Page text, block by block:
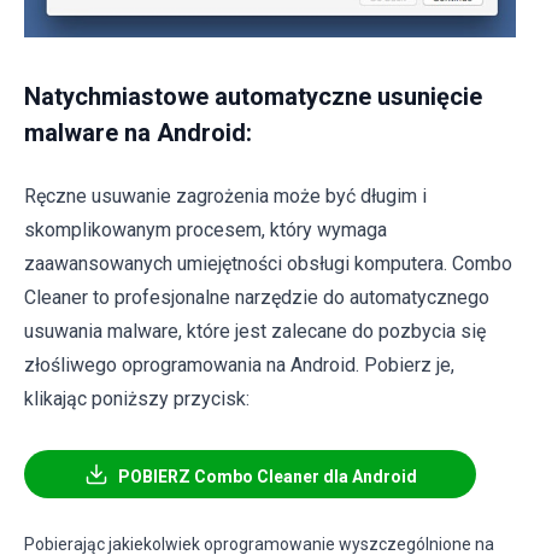
Natychmiastowe automatyczne usunięcie
malware na Android:
Ręczne usuwanie zagrożenia może być długim i
skomplikowanym procesem, który wymaga
zaawansowanych umiejętności obsługi komputera. Combo
Cleaner to profesjonalne narzędzie do automatycznego
usuwania malware, które jest zalecane do pozbycia się
złośliwego oprogramowania na Android. Pobierz je,
klikając poniższy przycisk:
POBIERZ Combo Cleaner dla Android
Pobierając jakiekolwiek oprogramowanie wyszczególnione na